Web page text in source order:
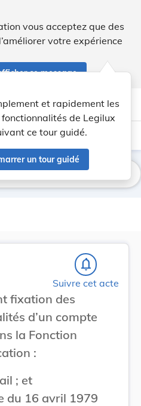
vous acceptez que des
votre expérience
ce message
account_circle help Aide
et rapidement les
de Legilux
ce tour guidé.
un tour guidé
light_mode dark_mode
notifications_none
Suivre cet acte
fixation des
d’un compte
la Fonction
:
; et
du 16 avril 1979